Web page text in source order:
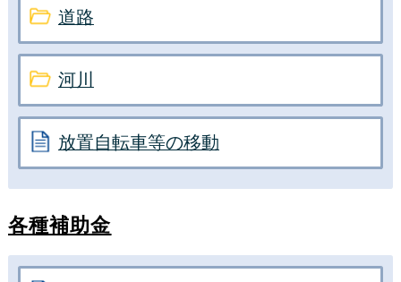
道路
河川
放置自転車等の移動
各種補助金